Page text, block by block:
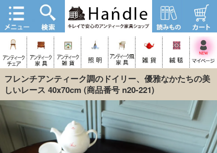
フレンチアンティーク調のドイリー、優雅なかたちの美
しいレース 40x70cm (商品番号 n20-221)